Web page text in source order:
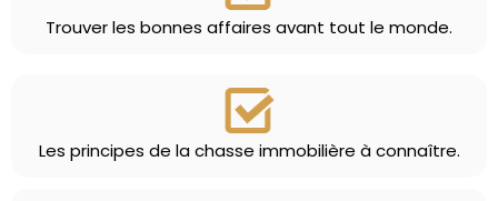
Trouver les bonnes affaires avant tout le monde.
​​​​Les principes de la chasse immobilière à connaître.